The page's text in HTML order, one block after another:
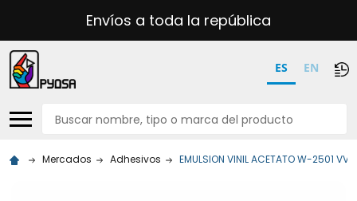
Envíos a toda la república
ES EN
Buscar
Mercados Adhesivos EMULSION VINIL ACETATO W-2501 VV